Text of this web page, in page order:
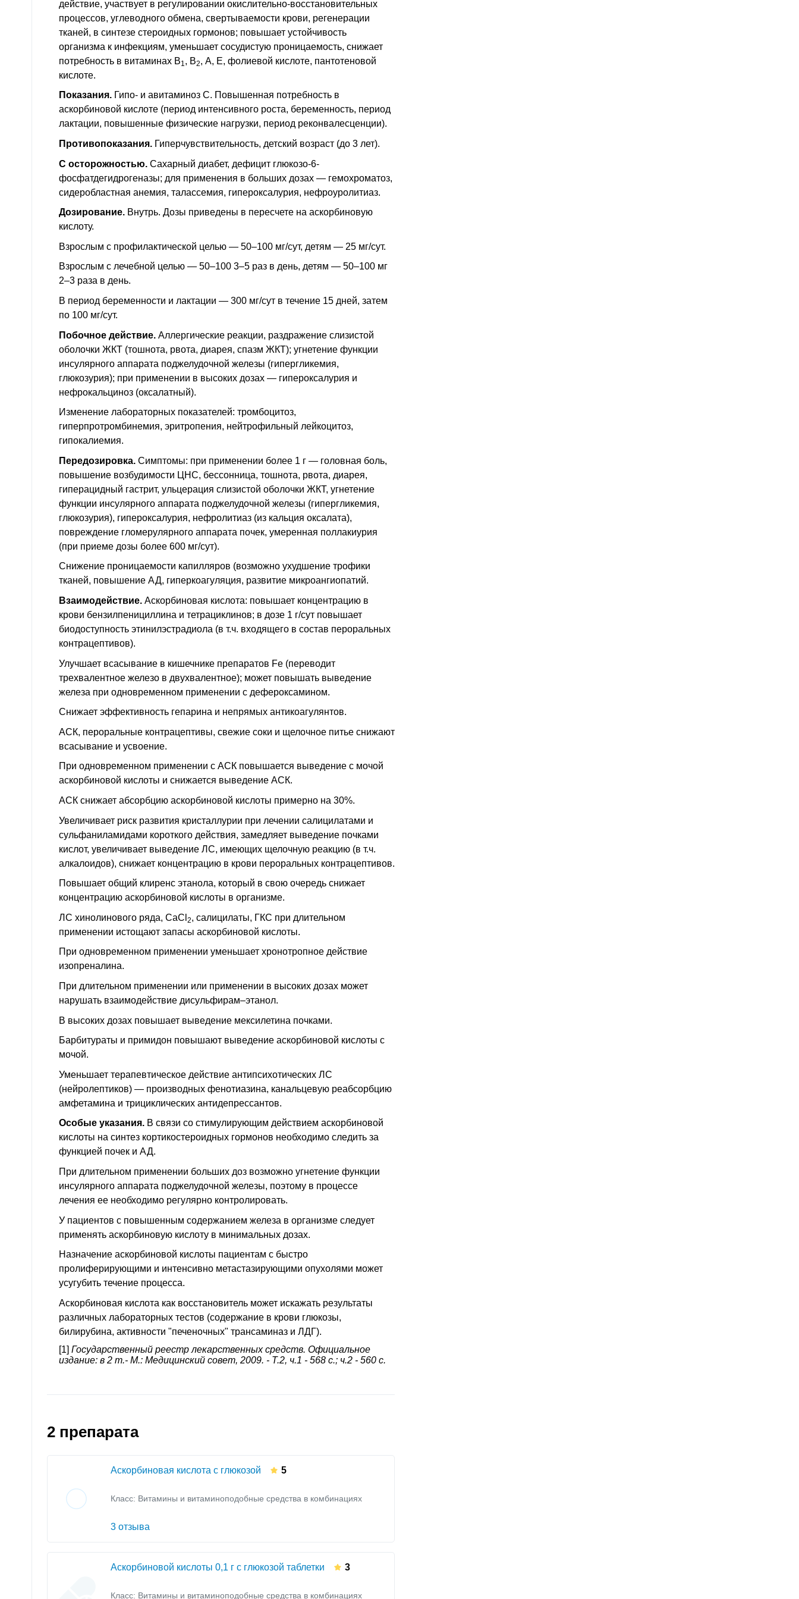
действие, участвует в регулировании окислительно-восстановительных
процессов, углеводного обмена, свертываемости крови, регенерации
тканей, в синтезе стероидных гормонов; повышает устойчивость
организма к инфекциям, уменьшает сосудистую проницаемость, снижает
потребность в витаминах B1, B2, А, Е, фолиевой кислоте, пантотеновой
кислоте.
Показания. Гипо- и авитаминоз C. Повышенная потребность в
аскорбиновой кислоте (период интенсивного роста, беременность, период
лактации, повышенные физические нагрузки, период реконвалесценции).
Противопоказания. Гиперчувствительность, детский возраст (до 3 лет).
C осторожностью. Сахарный диабет, дефицит глюкозо-6-
фосфатдегидрогеназы; для применения в больших дозах — гемохроматоз,
сидеробластная анемия, талассемия, гипероксалурия, нефроуролитиаз.
Дозирование. Внутрь. Дозы приведены в пересчете на аскорбиновую
кислоту.
Взрослым с профилактической целью — 50–100 мг/сут, детям — 25 мг/сут.
Взрослым с лечебной целью — 50–100 3–5 раз в день, детям — 50–100 мг
2–3 раза в день.
В период беременности и лактации — 300 мг/сут в течение 15 дней, затем
по 100 мг/сут.
Побочное действие. Аллергические реакции, раздражение слизистой
оболочки ЖКТ (тошнота, рвота, диарея, спазм ЖКТ); угнетение функции
инсулярного аппарата поджелудочной железы (гипергликемия,
глюкозурия); при применении в высоких дозах — гипероксалурия и
нефрокальциноз (оксалатный).
Изменение лабораторных показателей: тромбоцитоз,
гиперпротромбинемия, эритропения, нейтрофильный лейкоцитоз,
гипокалиемия.
Передозировка. Симптомы: при применении более 1 г — головная боль,
повышение возбудимости ЦНС, бессонница, тошнота, рвота, диарея,
гиперацидный гастрит, ульцерация слизистой оболочки ЖКТ, угнетение
функции инсулярного аппарата поджелудочной железы (гипергликемия,
глюкозурия), гипероксалурия, нефролитиаз (из кальция оксалата),
повреждение гломерулярного аппарата почек, умеренная поллакиурия
(при приеме дозы более 600 мг/сут).
Снижение проницаемости капилляров (возможно ухудшение трофики
тканей, повышение АД, гиперкоагуляция, развитие микроангиопатий.
Взаимодействие. Аскорбиновая кислота: повышает концентрацию в
крови бензилпенициллина и тетрациклинов; в дозе 1 г/сут повышает
биодоступность этинилэстрадиола (в т.ч. входящего в состав пероральных
контрацептивов).
Улучшает всасывание в кишечнике препаратов Fe (переводит
трехвалентное железо в двухвалентное); может повышать выведение
железа при одновременном применении с дефероксамином.
Снижает эффективность гепарина и непрямых антикоагулянтов.
АСК, пероральные контрацептивы, свежие соки и щелочное питье снижают
всасывание и усвоение.
При одновременном применении с АСК повышается выведение с мочой
аскорбиновой кислоты и снижается выведение АСК.
АСК снижает абсорбцию аскорбиновой кислоты примерно на 30%.
Увеличивает риск развития кристаллурии при лечении салицилатами и
сульфаниламидами короткого действия, замедляет выведение почками
кислот, увеличивает выведение ЛС, имеющих щелочную реакцию (в т.ч.
алкалоидов), снижает концентрацию в крови пероральных контрацептивов.
Повышает общий клиренс этанола, который в свою очередь снижает
концентрацию аскорбиновой кислоты в организме.
ЛС хинолинового ряда, CaCl 2, салицилаты, ГКС при длительном
применении истощают запасы аскорбиновой кислоты.
При одновременном применении уменьшает хронотропное действие
изопреналина.
При длительном применении или применении в высоких дозах может
нарушать взаимодействие дисульфирам–этанол.
В высоких дозах повышает выведение мексилетина почками.
Барбитураты и примидон повышают выведение аскорбиновой кислоты с
мочой.
Уменьшает терапевтическое действие антипсихотических ЛС
(нейролептиков) — производных фенотиазина, канальцевую реабсорбцию
амфетамина и трициклических антидепрессантов.
Особые указания. В связи со стимулирующим действием аскорбиновой
кислоты на синтез кортикостероидных гормонов необходимо следить за
функцией почек и АД.
При длительном применении больших доз возможно угнетение функции
инсулярного аппарата поджелудочной железы, поэтому в процессе
лечения ее необходимо регулярно контролировать.
У пациентов с повышенным содержанием железа в организме следует
применять аскорбиновую кислоту в минимальных дозах.
Назначение аскорбиновой кислоты пациентам с быстро
пролиферирующими и интенсивно метастазирующими опухолями может
усугубить течение процесса.
Аскорбиновая кислота как восстановитель может искажать результаты
различных лабораторных тестов (содержание в крови глюкозы,
билирубина, активности "печеночных" трансаминаз и ЛДГ).
[1] Государственный реестр лекарственных средств. Официальное
издание: в 2 т.- М.: Медицинский совет, 2009. - Т.2, ч.1 - 568 с.; ч.2 - 560 с.
2 препарата
Аскорбиновая кислота с глюкозой 5
Класс: Витамины и витаминоподобные средства в комбинациях
3 отзыва
Аскорбиновой кислоты 0,1 г с глюкозой таблетки 3
Класс: Витамины и витаминоподобные средства в комбинациях